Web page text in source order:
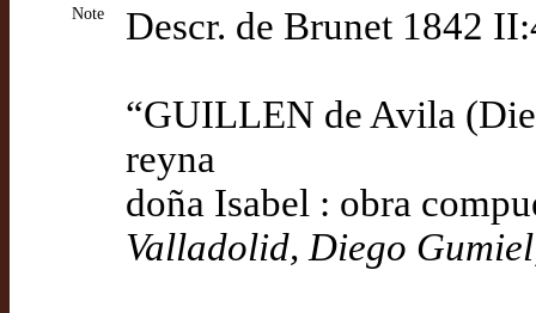
Note Descr. de Brunet 1842
“GUILLEN de Avila
reyna
doña Isabel : obra
Valladolid, Diego Gumiel